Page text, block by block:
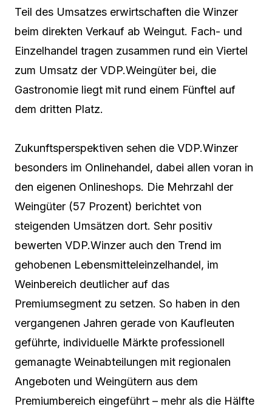
Teil des Umsatzes erwirtschaften die Winzer
beim direkten Verkauf ab Weingut. Fach- und
Einzelhandel tragen zusammen rund ein Viertel
zum Umsatz der VDP.Weingüter bei, die
Gastronomie liegt mit rund einem Fünftel auf
dem dritten Platz.
Zukunftsperspektiven sehen die VDP.Winzer
besonders im Onlinehandel, dabei allen voran in
den eigenen Onlineshops. Die Mehrzahl der
Weingüter (57 Prozent) berichtet von
steigenden Umsätzen dort. Sehr positiv
bewerten VDP.Winzer auch den Trend im
gehobenen Lebensmitteleinzelhandel, im
Weinbereich deutlicher auf das
Premiumsegment zu setzen. So haben in den
vergangenen Jahren gerade von Kaufleuten
geführte, individuelle Märkte professionell
gemanagte Weinabteilungen mit regionalen
Angeboten und Weingütern aus dem
Premiumbereich eingeführt – mehr als die Hälfte